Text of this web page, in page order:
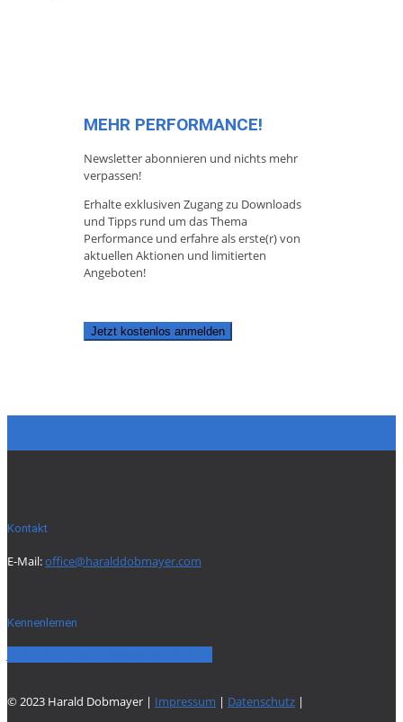
MEHR PERFORMANCE!
Newsletter abonnieren und nichts mehr
verpassen!
Erhalte exklusiven Zugang zu Downloads
und Tipps rund um das Thema
Performance und erfahre als erste(r) von
aktuellen Aktionen und limitierten
Angeboten!
Jetzt kostenlos anmelden
Kontakt
E-Mail:office@haralddobmayer.com
Kennenlernen
© 2023 Harald Dobmayer | Impressum | Datenschutz |